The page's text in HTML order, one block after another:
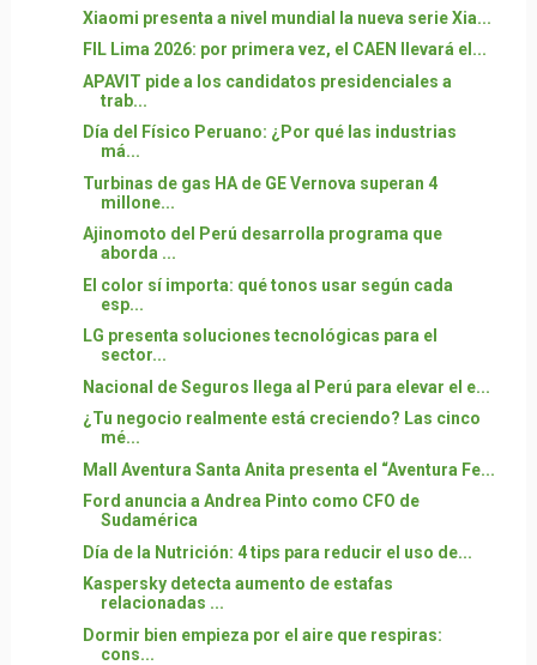
Xiaomi presenta a nivel mundial la nueva serie Xia...
FIL Lima 2026: por primera vez, el CAEN llevará el...
APAVIT pide a los candidatos presidenciales a
trab...
Día del Físico Peruano: ¿Por qué las industrias
má...
Turbinas de gas HA de GE Vernova superan 4
millone...
Ajinomoto del Perú desarrolla programa que
aborda ...
El color sí importa: qué tonos usar según cada
esp...
LG presenta soluciones tecnológicas para el
sector...
Nacional de Seguros llega al Perú para elevar el e...
¿Tu negocio realmente está creciendo? Las cinco
mé...
Mall Aventura Santa Anita presenta el “Aventura Fe...
Ford anuncia a Andrea Pinto como CFO de
Sudamérica
Día de la Nutrición: 4 tips para reducir el uso de...
Kaspersky detecta aumento de estafas
relacionadas ...
Dormir bien empieza por el aire que respiras:
cons...